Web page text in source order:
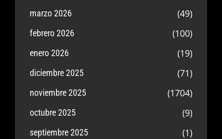
marzo 2026 (49)
febrero 2026 (100)
enero 2026 (19)
diciembre 2025 (71)
noviembre 2025 (1704)
octubre 2025 (9)
septiembre 2025 (1)